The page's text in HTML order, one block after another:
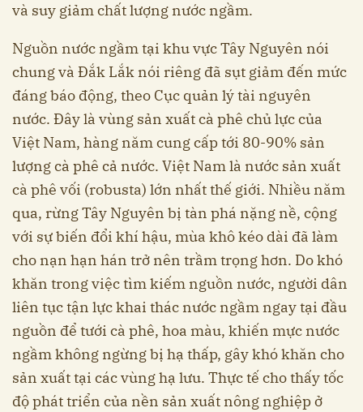
và suy giảm chất lượng nước ngầm.
Nguồn nước ngầm tại khu vực Tây Nguyên nói
chung và Đắk Lắk nói riêng đã sụt giảm đến mức
đáng báo động, theo Cục quản lý tài nguyên
nước. Đây là vùng sản xuất cà phê chủ lực của
Việt Nam, hàng năm cung cấp tới 80-90% sản
lượng cà phê cả nước. Việt Nam là nước sản xuất
cà phê vối (robusta) lớn nhất thế giới. Nhiều năm
qua, rừng Tây Nguyên bị tàn phá nặng nề, cộng
với sự biến đổi khí hậu, mùa khô kéo dài đã làm
cho nạn hạn hán trở nên trầm trọng hơn. Do khó
khăn trong việc tìm kiếm nguồn nước, người dân
liên tục tận lực khai thác nước ngầm ngay tại đầu
nguồn để tưới cà phê, hoa màu, khiến mực nước
ngầm không ngừng bị hạ thấp, gây khó khăn cho
sản xuất tại các vùng hạ lưu. Thực tế cho thấy tốc
độ phát triển của nền sản xuất nông nghiệp ở